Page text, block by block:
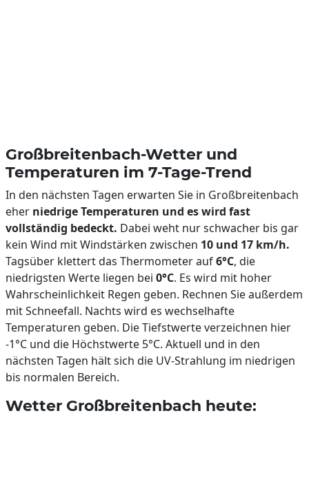
Großbreitenbach-Wetter und
Temperaturen im 7-Tage-Trend
In den nächsten Tagen erwarten Sie in Großbreitenbach
eher niedrige Temperaturen und es wird fast
vollständig bedeckt. Dabei weht nur schwacher bis gar
kein Wind mit Windstärken zwischen 10 und 17 km/h.
Tagsüber klettert das Thermometer auf6°C, die
niedrigsten Werte liegen bei 0°C. Es wird mit hoher
Wahrscheinlichkeit Regen geben. Rechnen Sie außerdem
mit Schneefall. Nachts wird es wechselhafte
Temperaturen geben. Die Tiefstwerte verzeichnen hier
-1°C und die Höchstwerte 5°C. Aktuell und in den
nächsten Tagen hält sich die UV-Strahlung im niedrigen
bis normalen Bereich.
Wetter Großbreitenbach heute: